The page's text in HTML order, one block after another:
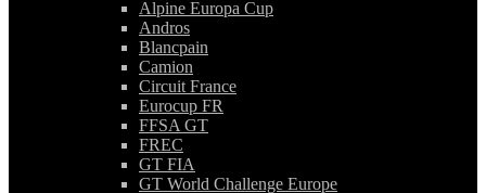
Alpine Europa Cup
Andros
Blancpain
Camion
Circuit France
Eurocup FR
FFSA GT
FREC
GT FIA
GT World Challenge Europe